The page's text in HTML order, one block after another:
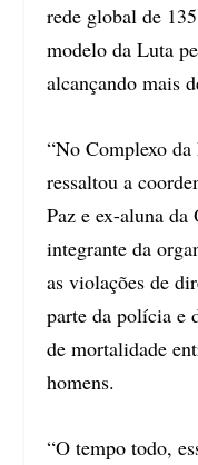
rede global de
modelo da Luta
alcançando mais
“No Complexo
ressaltou a
Paz e ex-aluna
integrante da
as violações de
parte da polícia e
de mortalidade
homens.
“O tempo todo,